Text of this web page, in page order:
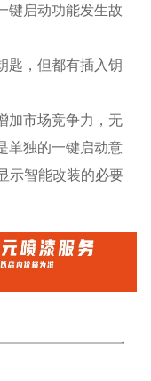
键启动功能发生故
匙，但都有插入钥
加市场竞争力，无
单独的一键启动意
示智能改装的必要